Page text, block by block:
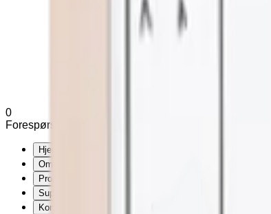
0
Forespørsel (
Legg til varianter og
Hjem
Om Exmed
Produkter
Support
Kontakt